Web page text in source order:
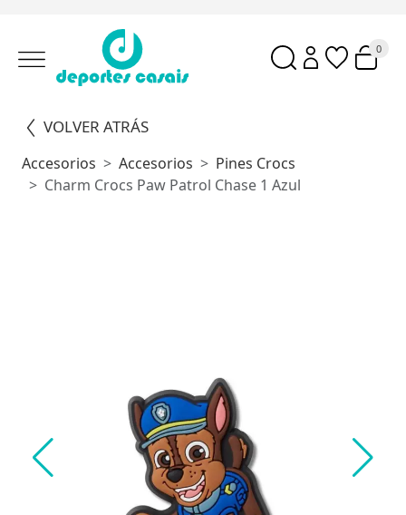
0
VOLVER ATRÁS
Accesorios Accesorios
Pines Crocs
Charm Crocs Paw Patrol Chase 1 Azul